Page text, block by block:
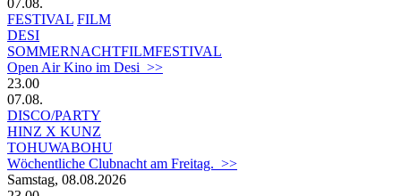
FESTIVAL FILM
DESI
SOMMERNACHTFILMFESTIVAL
Open Air Kino im Desi >>
23.00
07.08.
DISCO/PARTY
HINZ X KUNZ
TOHUWABOHU
Wöchentliche Clubnacht am Freitag. >>
Samstag, 08.08.2026